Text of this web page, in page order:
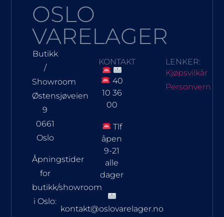
OSLO
VARELAGER
Butikk
/
Showroom
Østensjøveien
9
0661
Oslo
Åpningstider
for
butikk/showroom
i Oslo:
KONTAKT
40
10 36
00
Tlf
åpen
9-21
alle
dager
kontakt@oslovarelager.no
LENKER:
Kjøpsvilkår
Personvern